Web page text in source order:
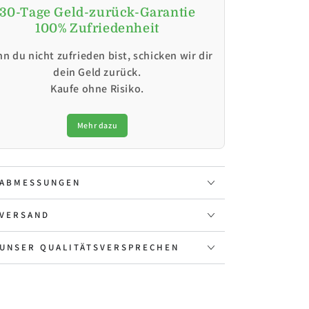
30-Tage Geld-zurück-Garantie
100% Zufriedenheit
du nicht zufrieden bist, schicken wir dir
dein Geld zurück.
Kaufe ohne Risiko.
Mehr dazu
ABMESSUNGEN
VERSAND
UNSER QUALITÄTSVERSPRECHEN